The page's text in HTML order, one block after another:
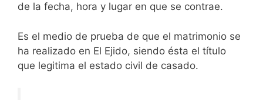
de la fecha, hora y lugar en que se contrae.
Es el medio de prueba de que el matrimonio se
ha realizado en El Ejido, siendo ésta el título
que legitima el estado civil de casado.